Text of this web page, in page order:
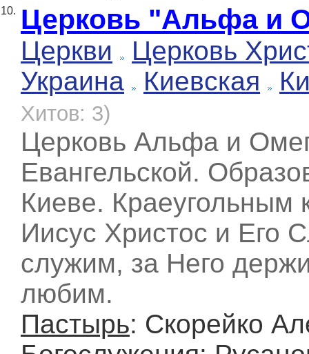
10. Церковь "Альфа и
Церкви
Церковь
Украина
Киевская
Хитов: 3)
Церковь Альфа и
Евангельской.
Киеве. Краеугольным
Иисус Христос и
служим, за Него
любим.
Пастырь: Скорейко